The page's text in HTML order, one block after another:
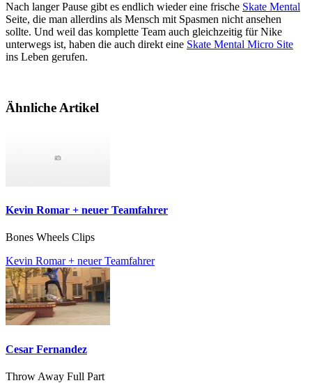
Nach langer Pause gibt es endlich wieder eine frische Skate Mental
Seite, die man allerdins als Mensch mit Spasmen nicht ansehen
sollte. Und weil das komplette Team auch gleichzeitig für Nike
unterwegs ist, haben die auch direkt eine Skate Mental Micro Site
ins Leben gerufen.
Ähnliche Artikel
Kevin Romar + neuer Teamfahrer
Bones Wheels Clips
Kevin Romar + neuer Teamfahrer
Cesar Fernandez
Throw Away Full Part